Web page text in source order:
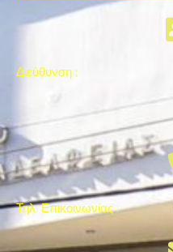
Διεύθυνση :
Τηλ. Επικοινωνίας :